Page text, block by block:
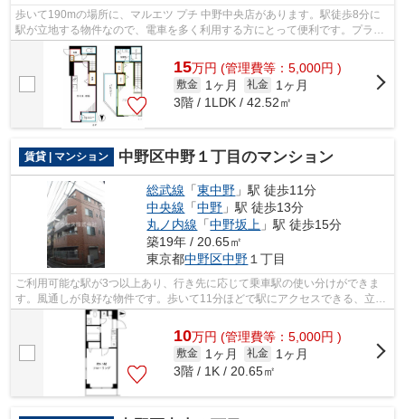
歩いて190mの場所に、マルエツ プチ 中野中央店があります。駅徒歩8分に
駅が立地する物件なので、電車を多く利用する方にとって便利です。プライ
バシーをしっかり守れる、安心安全なマ...
15万円 (管理費等：5,000円 )
敷金 1ヶ月 礼金
1ヶ月
3階 / 1LDK / 42.52㎡
賃貸 | マンション 中野区中野１丁目のマンション
総武線 「東中野 」駅 徒歩11分
中央線 「中野 」駅 徒歩13分
丸ノ内線 「中野坂上 」駅 徒歩15分
築19年 / 20.65㎡
東京都中野区中野 １丁目
ご利用可能な駅が3つ以上あり、行き先に応じて乗車駅の使い分けができま
す。風通しが良好な物件です。歩いて11分ほどで駅にアクセスできる、立地
の良さも魅力の物件です。満足できる素...
10万円 (管理費等：5,000円 )
敷金 1ヶ月 礼金
1ヶ月
3階 / 1K / 20.65㎡